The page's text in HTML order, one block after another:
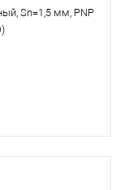
Sn=1,5 мм, PNP